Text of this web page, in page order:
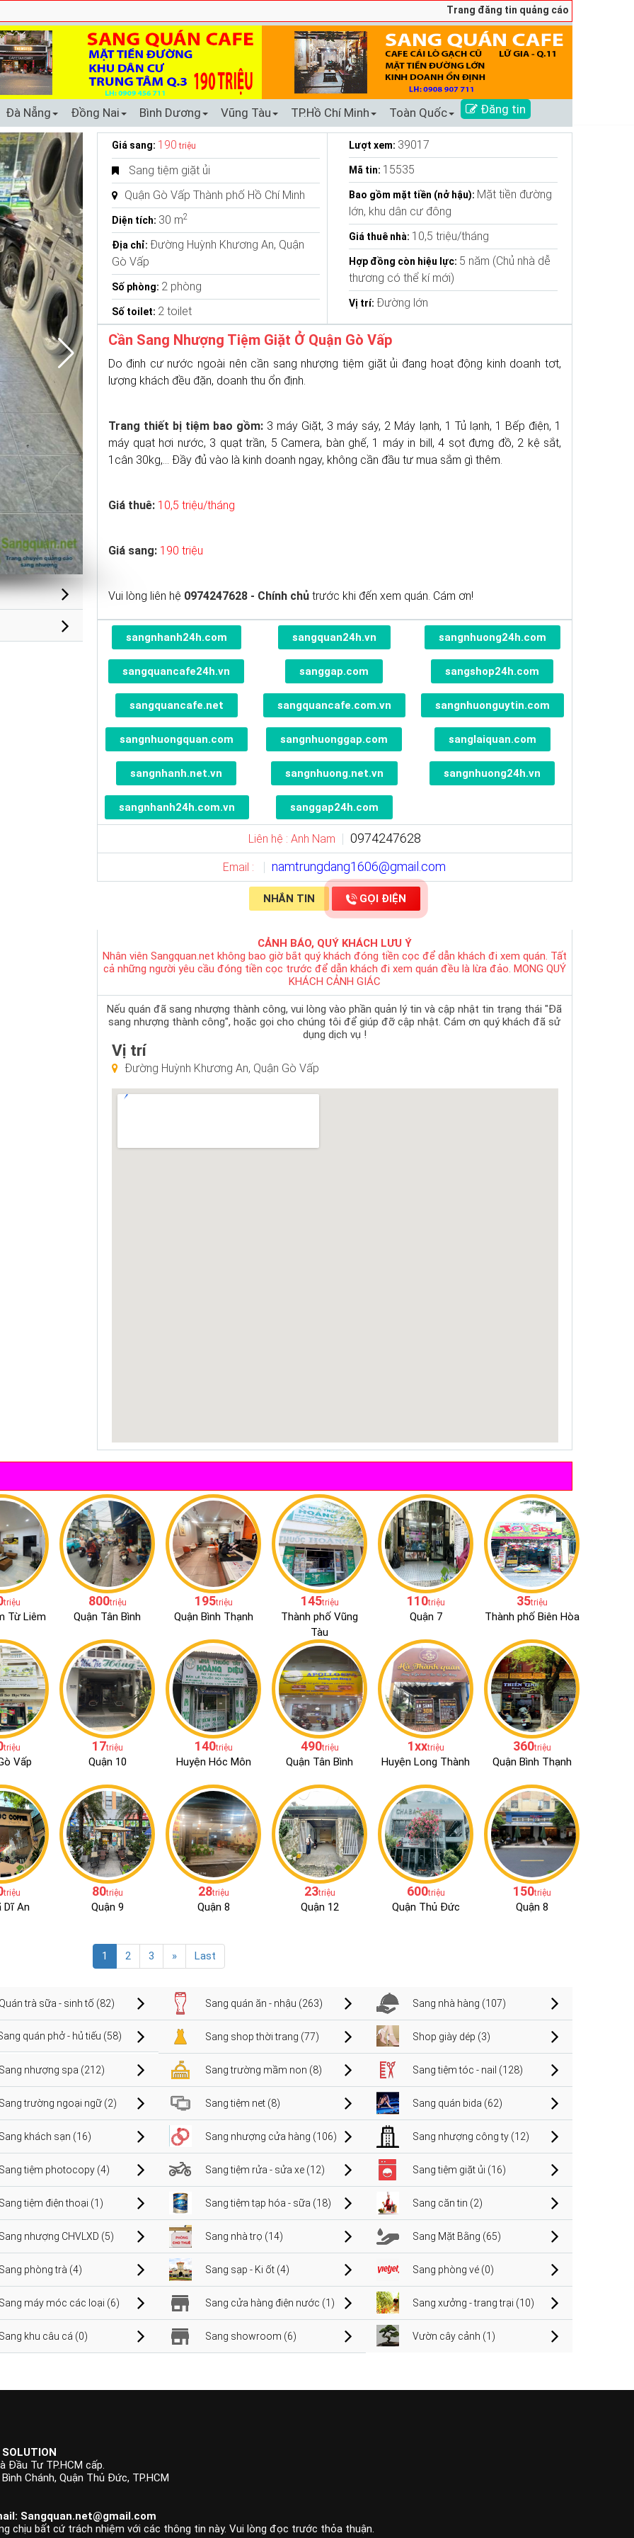
Trang đăng tin quảng cáo sang nhượng số 1
Đà Nẵng Đồng Nai Bình Dương Vũng Tàu TP.Hồ Chí Minh Toàn Quốc Đăng tin
Giá sang: 190 triệu
Sang tiệm giặt ủi
Quận Gò Vấp Thành phố Hồ Chí Minh
Diện tích: 30 m2
Địa chỉ: Đường Huỳnh Khương An, Quận
Gò Vấp
Số phòng: 2 phòng
Số toilet: 2 toilet
Lượt xem: 39017
Mã tin: 15535
Bao gồm mặt tiền (nở hậu): Mặt tiền đường
lớn, khu dân cư đông
Giá thuê nhà: 10,5 triệu/tháng
Hợp đồng còn hiệu lực: 5 năm (Chủ nhà dễ
thương có thể kí mới)
Vị trí: Đường lớn
Cần Sang Nhượng Tiệm Giặt Ở Quận Gò Vấp
Do định cư nước ngoài nên cần sang nhượng tiệm giặt ủi đang hoạt động kinh doanh tơt,
lượng khách đều đặn, doanh thu ổn định.
Trang thiết bị tiệm bao gồm:3 máy Giặt, 3 máy sáy, 2 Máy lạnh, 1 Tủ lạnh, 1 Bếp điện, 1
máy quạt hơi nước, 3 quạt trần, 5 Camera, bàn ghế, 1 máy in bill, 4 sọt đựng đồ, 2 kệ sắt,
1cân 30kg,... Đầy đủ vào là kinh doanh ngay, không cần đầu tư mua sắm gì thêm.
Giá thuê: 10,5 triệu/tháng
Giá sang: 190 triệu
Vui lòng liên hệ 0974247628 - Chính chủtrước khi đến xem quán. Cám ơn!
sangnhanh24h.com sangquan24h.vn sangnhuong24h.com
sangquancafe24h.vn sanggap.com sangshop24h.com
sangquancafe.net sangquancafe.com.vn sangnhuonguytin.com
sangnhuongquan.com sangnhuonggap.com sanglaiquan.com
sangnhanh.net.vn sangnhuong.net.vn sangnhuong24h.vn
sangnhanh24h.com.vn sanggap24h.com
Liên hệ : Anh Nam 0974247628
Email : namtrungdang1606@gmail.com
NHẮN TIN GỌI ĐIỆN
CẢNH BÁO, QUÝ KHÁCH LƯU Ý
Nhân viên Sangquan.net không bao giờ bắt quý khách đóng tiền cọc để dẫn khách đi xem quán. Tất
cả những người yêu cầu đóng tiền cọc trước để dẫn khách đi xem quán đều là lừa đảo. MONG QUÝ
KHÁCH CẢNH GIÁC
Nếu quán đã sang nhượng thành công, vui lòng vào phần quản lý tin và cập nhật tin trạng thái "Đã
sang nhượng thành công", hoặc gọi cho chúng tôi để giúp đỡ cập nhật. Cám ơn quý khách đã sử
dụng dịch vụ !
Vị trí
Đường Huỳnh Khương An, Quận Gò Vấp
triệu
Từ Liêm
800triệu
Quận Tân Bình
195triệu
Quận Bình Thạnh
145triệu
Thành phố Vũng
Tàu
110triệu
Quận 7
35triệu
Thành phố Biên Hòa
triệu
Vấp
17triệu
Quận 10
140triệu
Huyện Hóc Môn
490triệu
Quận Tân Bình
1xxtriệu
Huyện Long Thành
360triệu
Quận Bình Thạnh
triệu
Dĩ An
80triệu
Quận 9
28triệu
Quận 8
23triệu
Quận 12
600triệu
Quận Thủ Đức
150triệu
Quận 8
1 2 3 » Last
trà sữa - sinh tố (82) Sang quán ăn - nhậu (263) Sang nhà hàng (107)
quán phở - hủ tiếu (58) Sang shop thời trang (77) Shop giày dép (3)
nhượng spa (212) Sang trường mầm non (8) Sang tiệm tóc - nail (128)
trường ngoại ngữ (2) Sang tiệm net (8) Sang quán bida (62)
khách sạn (16) Sang nhượng cửa hàng (106) Sang nhượng công ty (12)
tiệm photocopy (4) Sang tiệm rửa - sửa xe (12) Sang tiệm giặt ủi (16)
tiệm điện thoại (1) Sang tiệm tạp hóa - sữa (18) Sang căn tin (2)
nhượng CHVLXD (5) Sang nhà trọ (14) Sang Mặt Bằng (65)
phòng trà (4) Sang sạp - Ki ốt (4) Sang phòng vé (0)
máy móc các loại (6) Sang cửa hàng điện nước (1) Sang xưởng - trang trại (10)
khu câu cá (0) Sang showroom (6) Vườn cây cảnh (1)
Đầu Tư TP.HCM cấp.
Chánh, Quận Thủ Đức, TP.HCM
Sangquan.net@gmail.com
chịu bất cứ trách nhiệm với các thông tin này. Vui lòng đọc trước thỏa thuận.